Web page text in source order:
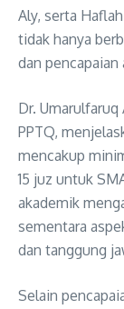
Aly, serta
tidak hanya
dan pencapaian
Dr. Umarulfaruq
PPTQ,
mencakup
15 juz untuk
akademik
sementara
dan tanggung
Selain